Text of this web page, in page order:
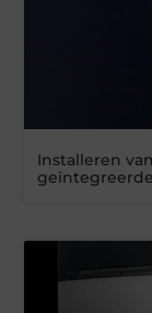
Installeren